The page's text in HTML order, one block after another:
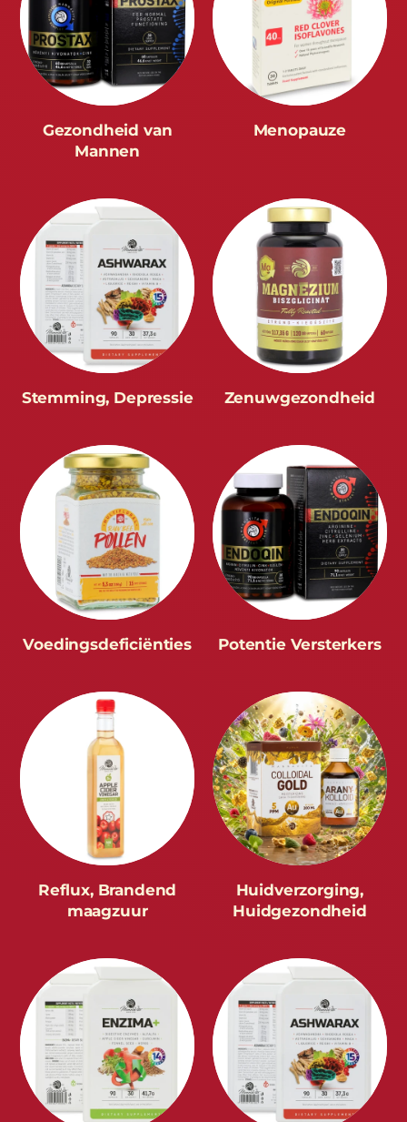
Gezondheid van
Mannen
Menopauze
Stemming, Depressie Zenuwgezondheid
Voedingsdeficiënties Potentie Versterkers
Reflux, Brandend
maagzuur
Huidverzorging,
Huidgezondheid